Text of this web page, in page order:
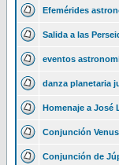
Efemérides
Salida a las
eventos
danza planetaria
Homenaje a José
Conjunción
Conjunción de